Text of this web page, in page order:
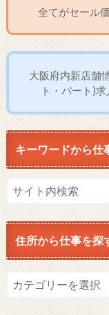
全てがセール
大阪府内新店舗
ト・パート)
キーワードから仕
住所から仕事を探